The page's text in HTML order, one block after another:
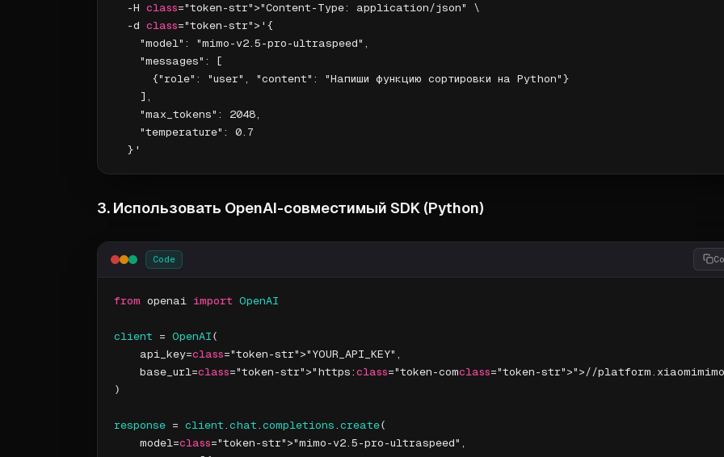
  -H
class="token-str">"Content-Type: application/json" \
  -d
class="token-str">'{
    "model": "mimo-v2.5-pro-ultraspeed",
    "messages": [
      {"role": "user", "content": "Напиши функцию сортировки на Python"}
    ],
    "max_tokens": 2048,
    "temperature": 0.7
3. Использовать OpenAI-совместимый SDK (Python)
Code
from openai import OpenAI
client = OpenAI (
    api_key=
class="token-str">"YOUR_API_KEY",
    base_url=
class="token-str">"https: class="token-comclass="token-str">">//
)
response = client chat completions create(
    model=
class="token-str">"mimo-v2.5-pro-ultraspeed",